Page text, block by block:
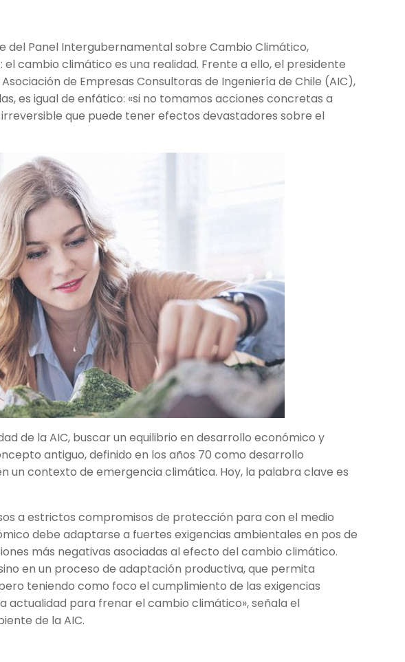
del Panel Intergubernamental sobre Cambio Climático,
cambio climático es una realidad. Frente a ello, el presidente
de Empresas Consultoras de Ingeniería de Chile (AIC),
es igual de enfático: «si no tomamos acciones concretas a
que puede tener efectos devastadores sobre el
de la AIC, buscar un equilibrio en desarrollo económico y
antiguo, definido en los años 70 como desarrollo
un contexto de emergencia climática. Hoy, la palabra clave es
a estrictos compromisos de protección para con el medio
debe adaptarse a fuertes exigencias ambientales en pos de
más negativas asociadas al efecto del cambio climático.
en un proceso de adaptación productiva, que permita
teniendo como foco el cumplimiento de las exigencias
actualidad para frenar el cambio climático», señala el
de la AIC.